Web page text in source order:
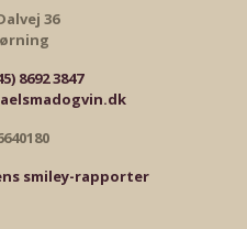
36
8692 3847
smiley-rapporter